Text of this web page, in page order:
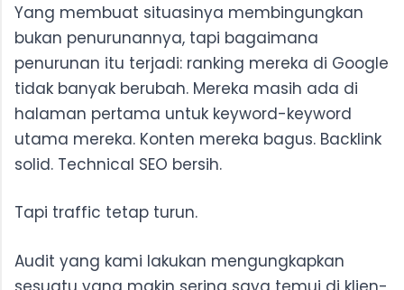
Yang membuat situasinya membingungkan
bukan penurunannya, tapi bagaimana
penurunan itu terjadi: ranking mereka di Google
tidak banyak berubah. Mereka masih ada di
halaman pertama untuk keyword-keyword
utama mereka. Konten mereka bagus. Backlink
solid. Technical SEO bersih.
Tapi traffic tetap turun.
Audit yang kami lakukan mengungkapkan